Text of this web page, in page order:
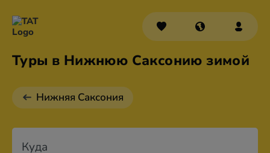
Туры в Нижнюю Саксонию зимой
Нижняя Саксония
Куда